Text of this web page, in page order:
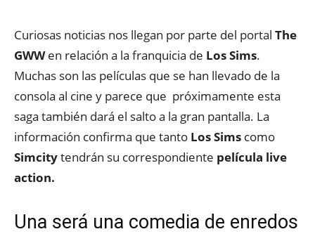
Curiosas noticias nos llegan por parte del portal The
GWWen relación a la franquicia de Los Sims.
Muchas son las películas que se han llevado de la
consola al cine y parece que próximamente esta
saga también dará el salto a la gran pantalla. La
información confirma que tanto Los Sims como
Simcitytendrán su correspondiente película live
action.
Una será una comedia de enredos